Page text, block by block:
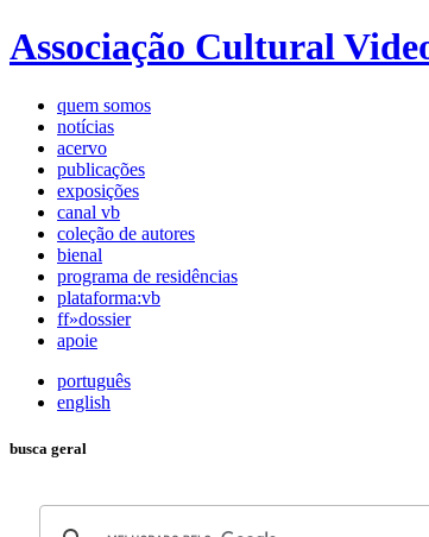
Associação Cultural
quem somos
notícias
acervo
publicações
exposições
canal vb
coleção de autores
bienal
programa de residências
plataforma:vb
ff»dossier
apoie
português
english
busca geral